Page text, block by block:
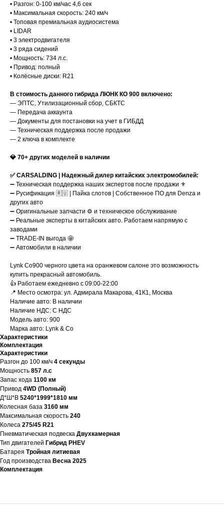
•⁠ ⁠Разгон: 0-100 км/час 4,6 сeк
•⁠ ⁠Максимальная скорость: 240 км/ч
•⁠ ⁠Топовая премиальная аудиосистема
•⁠ ⁠LIDAR
•⁠ ⁠3 электродвигателя
•⁠ ⁠3 ряда сидений
•⁠ ⁠Мощность: 734 л.с.
•⁠ ⁠Привод: полный
•⁠ ⁠Колёсные диски: R21
В стоимость данного гибрида ЛЮНК КО 900 включено:
— ЭПТС, Утилизационный сбор, СБКТС
— Передача аккаунта
— Документы для постановки на учет в ГИБДД
— Техническая поддержка после продажи
— 2 ключа в комплекте
💎 70+ других моделей в наличии
✅ CARSALDING | Надежный дилер китайских электромобилей:
➖ Техническая поддержка наших экспертов после продажи ⚜️
➖ Русификация 🇷🇺 | Пайка слотов | Собственное ПО для Denza и
других авто
➖ Оригинальные запчасти ⚙️ и техническое обслуживание
➖ Реальные эксперты в китайских авто. Работаем напрямую с
заводами
➖ TRADE-IN выгода 🤩
➖ Автомобили в наличии
Lynk Co900 черного цвета на оранжевом салоне это возможность
купить прекрасный автомобиль.
👍 Работаем ежедневно с 09:00-22:00
📍 Место осмотра: ул. Адмирала Макарова, 41К1, Москва
Наличие авто: В наличии
Наличие НДС: С НДС
Модель авто: 900
Марка авто: Lynk & Co
Характеристики
Комплектация
Характеристики
Разгон до 100 км/ч 4 секунды
Мощность 857 л.с
Запас хода 1100 км
Привод 4WD (Полный)
Д*Ш*В 5240*1999*1810 мм
Колесная база 3160 мм
Максимальная скорость 240
Колеса 275/45 R21
Пневматическая подвеска Двухкамерная
Тип двигателей Гибрид PHEV
Батарея Тройная литиевая
Год производства Весна 2025
Комплектация